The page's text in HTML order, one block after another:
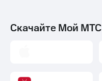
Скачайте Мой МТС